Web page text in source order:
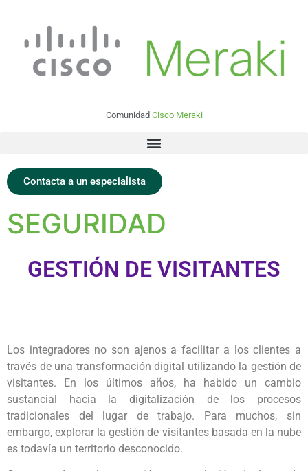
Comunidad Cisco Meraki
Contacta a un especialista
SEGURIDAD
GESTIÓN DE VISITANTES
Los integradores no son ajenos a facilitar a los clientes a
través de una transformación digital utilizando la gestión de
visitantes. En los últimos años, ha habido un cambio
sustancial hacia la digitalización de los procesos
tradicionales del lugar de trabajo. Para muchos, sin
embargo, explorar la gestión de visitantes basada en la nube
es todavía un territorio desconocido.